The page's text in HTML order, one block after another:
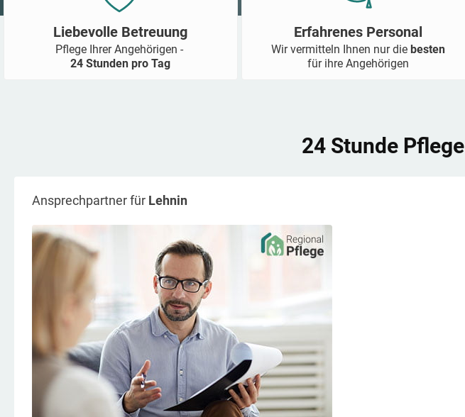
Liebevolle Betreuung
Pflege Ihrer Angehörigen -
24 Stunden pro Tag
Erfahrenes Personal
Wir vermitteln Ihnen nur diebesten
für ihre Angehörigen
24 Stunde Pflege
Ansprechpartner für Lehnin